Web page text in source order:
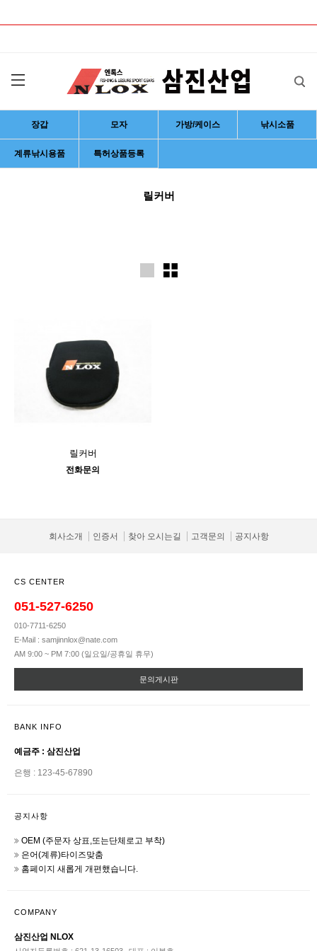
장갑 모자 가방/케이스 낚시소품
계류낚시용품 특허상품등록
릴커버
릴커버
전화문의
회사소개 인증서 찾아 오시는길 고객문의 공지사항
CS CENTER
051-527-6250
010-7711-6250
E-Mail : samjinnlox@nate.com
AM 9:00 ~ PM 7:00 (일요일/공휴일 휴무)
문의게시판
BANK INFO
예금주 : 삼진산업
은행 : 123-45-67890
공지사항
OEM (주문자 상표,또는단체로고 부착)
은어(계류)타이즈맞춤
홈페이지 새롭게 개편했습니다.
COMPANY
삼진산업 NLOX